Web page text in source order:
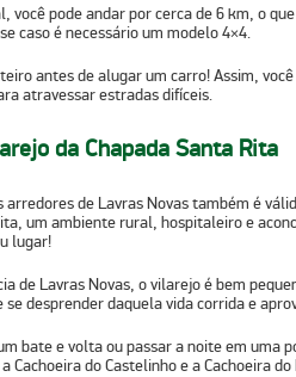
você pode andar por cerca de 6 km, o
caso é necessário um modelo 4×4.
antes de alugar um carro! Assim,
atravessar estradas difíceis.
da Chapada Santa Rita
arredores de Lavras Novas também é
um ambiente rural, hospitaleiro e
lugar!
de Lavras Novas, o vilarejo é bem
se desprender daquela vida corrida e
bate e volta ou passar a noite em uma
Cachoeira do Castelinhoe aCachoeira do